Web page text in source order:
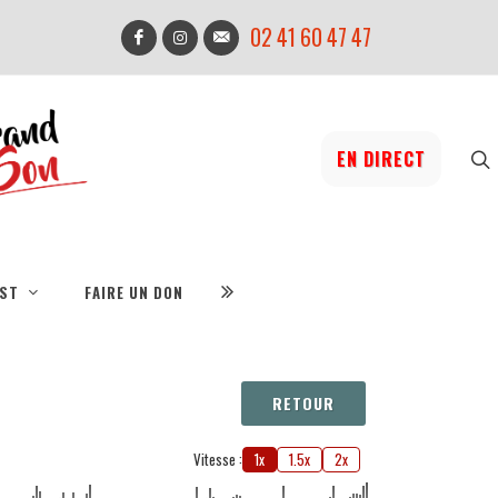
02 41 60 47 47
EN DIRECT
FAIRE UN DON
RETOUR
Vitesse : 1x 1.5x 2x